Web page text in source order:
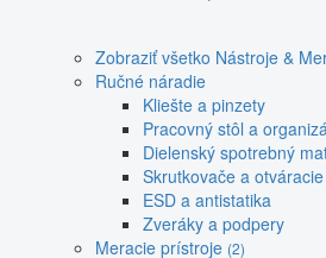
Zobraziť všetko Nástroje &
Ručné náradie
Kliešte a pinzety
Pracovný stôl a
Dielenský spotrebný
Skrutkovače a
ESD a antistatika
Zveráky a podpery
Meracie prístroje (2)